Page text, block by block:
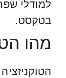
למודלי
בטקסט.
מהו